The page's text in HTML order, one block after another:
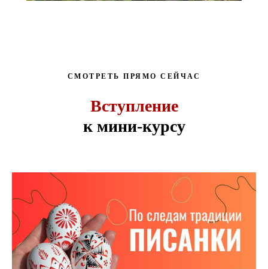
СМОТРЕТЬ ПРЯМО СЕЙЧАС
Вступление
к мини-курсу